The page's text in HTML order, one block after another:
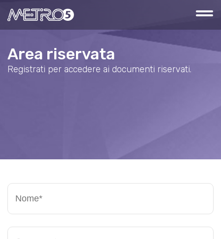
Area riservata
Registrati per accedere ai documenti riservati.